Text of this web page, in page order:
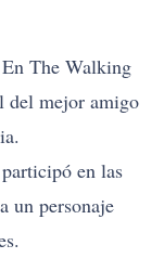
The Walking
del mejor amigo
en las
un personaje